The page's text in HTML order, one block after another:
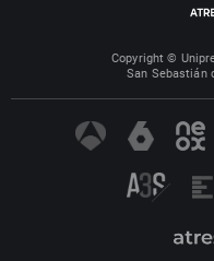
Copyright ©
San Sebastián